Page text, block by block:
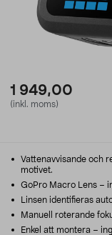
1 949,00
(inkl. moms)
Vattenavvisande och
motivet.
GoPro Macro Lens –
Linsen identifieras
Manuell roterande
Enkel att montera –